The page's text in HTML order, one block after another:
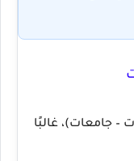
جامعات)، غالبًا